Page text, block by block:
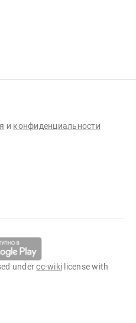
и конфиденциальности
undercc-wiki license with